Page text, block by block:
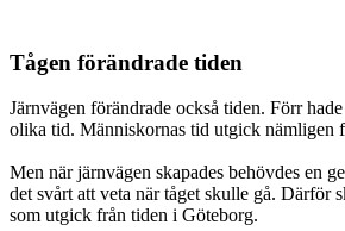
Tågen förändrade tiden
Järnvägen förändrade också tiden. Förr
olika tid. Människornas tid utgick nämligen
Men när järnvägen skapades behövdes en
det svårt att veta när tåget skulle gå. Därför
som utgick från tiden i Göteborg.